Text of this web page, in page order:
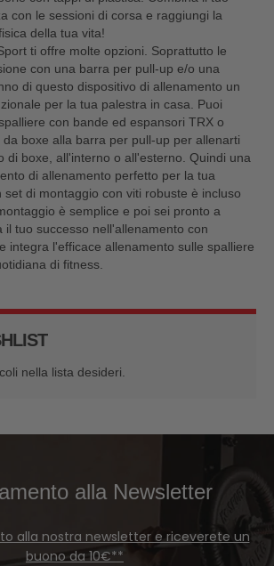
con le sessioni di corsa e raggiungi la
della tua vita!
ti offre molte opzioni. Soprattutto le
con una barra per pull-up e/o una
di questo dispositivo di allenamento un
per la tua palestra in casa. Puoi
con bande ed espansori TRX o
boxe alla barra per pull-up per allenarti
di boxe, all'interno o all'esterno. Quindi una
di allenamento perfetto per la tua
set di montaggio con viti robuste è incluso
è semplice e poi sei pronto a
il tuo successo nell'allenamento con
integra l'efficace allenamento sulle spalliere
di fitness.
nella lista desideri.
alla Newsletter
alla nostra newsletter e riceverete un
buono da 10€**